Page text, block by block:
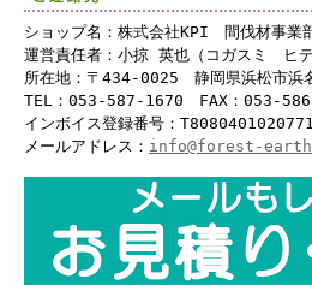
ショップ名：株式会社KPI 間伐材
運営責任者：小掠 英也（コガスミ ヒデ
所在地：〒434-0025 静岡県浜松市浜
TEL：053-587-1670 FAX：053-
インボイス登録番号：T8080401020771
メールアドレス： info@forest-